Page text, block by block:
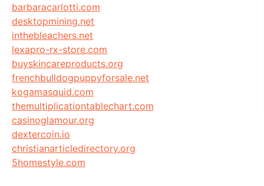
barbaracarlotti.com
desktopmining.net
inthebleachers.net
lexapro-rx-store.com
buyskincareproducts.org
frenchbulldogpuppyforsale.net
kogamasquid.com
themultiplicationtablechart.com
casinoglamour.org
dextercoin.io
christianarticledirectory.org
5homestyle.com